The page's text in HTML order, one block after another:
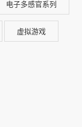
电子多感官系列
虚拟游戏